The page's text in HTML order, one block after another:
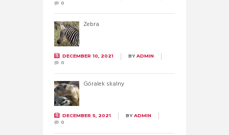
0
Zebra
DECEMBER 10, 2021 BYADMIN
0
Góralek skalny
DECEMBER 5, 2021 BYADMIN
0